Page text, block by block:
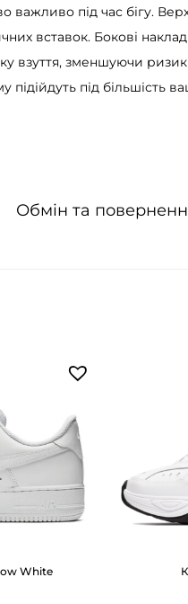
важливо під час бігу.
вставок. Бокові
взуття, зменшуючи
підійдуть під більшість
Обмін та
White